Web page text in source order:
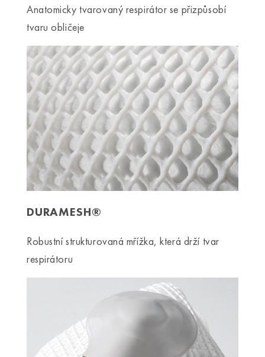
Anatomicky tvarovaný respirátor se přizpůsobí
tvaru obličeje
DURAMESH®
Robustní strukturovaná mřížka, která drží tvar
respirátoru